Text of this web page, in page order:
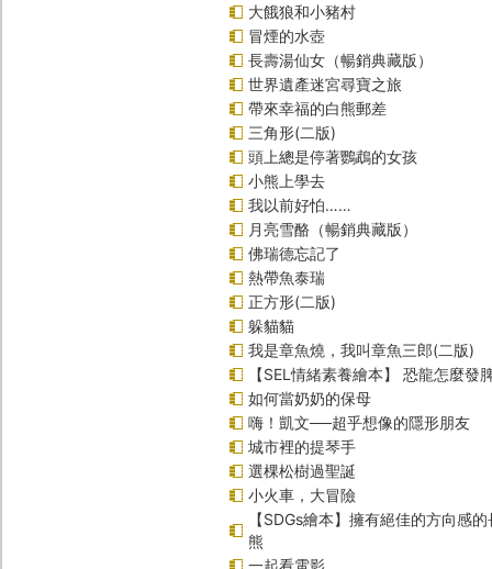
大餓狼和小豬村
冒煙的水壺
長壽湯仙女（暢銷典藏版）
世界遺產迷宮尋寶之旅
帶來幸福的白熊郵差
三角形(二版)
頭上總是停著鸚鵡的女孩
小熊上學去
我以前好怕……
月亮雪酪（暢銷典藏版）
佛瑞德忘記了
熱帶魚泰瑞
正方形(二版)
躲貓貓
我是章魚燒，我叫章魚三郎(二版)
【SEL情緒素養繪本】 恐龍怎麼發
如何當奶奶的保母
嗨！凱文──超乎想像的隱形朋友
城市裡的提琴手
選棵松樹過聖誕
小火車，大冒險
【SDGs繪本】擁有絕佳的方向感
熊
一起看電影